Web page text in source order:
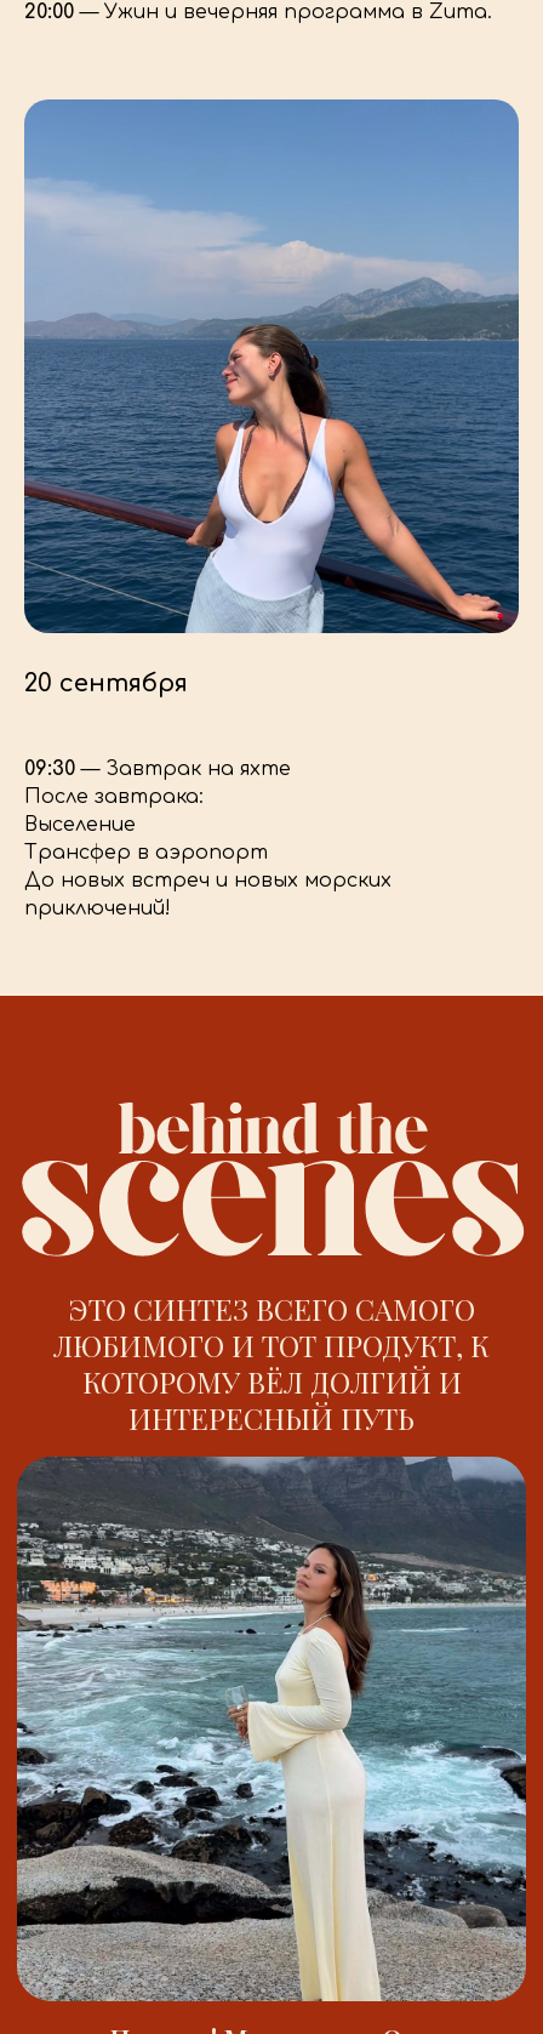
20:00 — Ужин и вечерняя программа в Zuma.
20 сентября
09:30 — Завтрак на яхте
После завтрака:
Выселение
Трансфер в аэропорт
До новых встреч и новых морских
приключений!
С НАМИ ЕЗДИЛИ